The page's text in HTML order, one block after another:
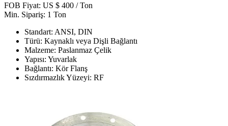
FOB Fiyat: US $ 400 / Ton
Min. Sipariş: 1 Ton
Standart: ANSI, DIN
Türü: Kaynaklı veya Dişli Bağlantı
Malzeme: Paslanmaz Çelik
Yapısı: Yuvarlak
Bağlantı: Kör Flanş
Sızdırmazlık Yüzeyi: RF